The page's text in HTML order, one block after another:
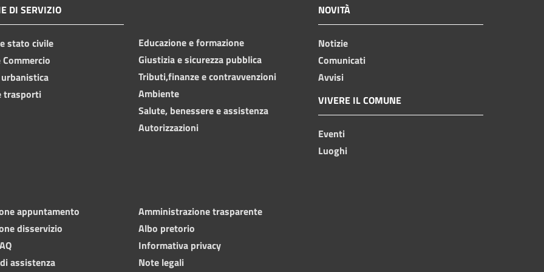
DI SERVIZIO
stato civile
trasporti
Educazione e formazione
Giustizia e sicurezza pubblica
Tributi,finanze e contravvenzioni
Ambiente
Salute, benessere e assistenza
Autorizzazioni
NOVITÀ
Notizie
Comunicati
Avvisi
VIVERE IL COMUNE
Eventi
Luoghi
appuntamento
disservizio
assistenza
Amministrazione trasparente
Albo pretorio
Informativa privacy
Note legali